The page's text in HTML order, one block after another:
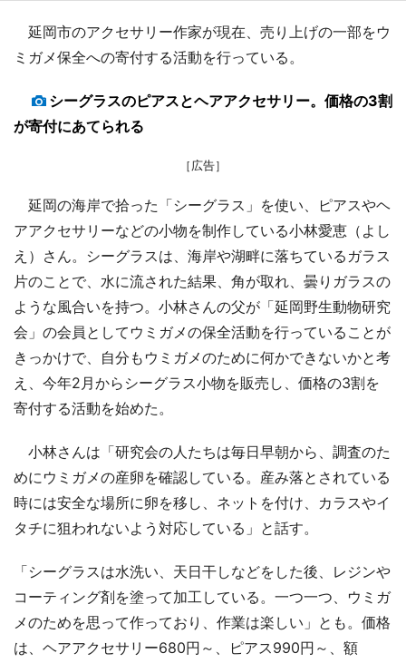
延岡市のアクセサリー作家が現在、売り上げの一部をウ
ミガメ保全への寄付する活動を行っている。
シーグラスのピアスとヘアアクセサリー。価格の3割
が寄付にあてられる
［広告］
延岡の海岸で拾った「シーグラス」を使い、ピアスやヘ
アアクセサリーなどの小物を制作している小林愛恵（よし
え）さん。シーグラスは、海岸や湖畔に落ちているガラス
片のことで、水に流された結果、角が取れ、曇りガラスの
ような風合いを持つ。小林さんの父が「延岡野生動物研究
会」の会員としてウミガメの保全活動を行っていることが
きっかけで、自分もウミガメのために何かできないかと考
え、今年2月からシーグラス小物を販売し、価格の3割を
寄付する活動を始めた。
小林さんは「研究会の人たちは毎日早朝から、調査のた
めにウミガメの産卵を確認している。産み落とされている
時には安全な場所に卵を移し、ネットを付け、カラスやイ
タチに狙われないよう対応している」と話す。
「シーグラスは水洗い、天日干しなどをした後、レジンや
コーティング剤を塗って加工している。一つ一つ、ウミガ
メのためを思って作っており、作業は楽しい」とも。価格
は、ヘアアクセサリー680円～、ピアス990円～、額